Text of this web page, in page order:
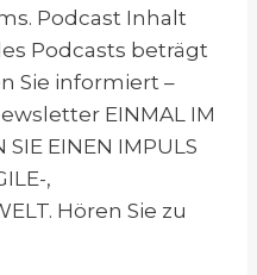
Podcast Inhalt
Podcasts beträgt
Sie informiert –
EINMAL IM
SIE EINEN IMPULS
,
Hören Sie zu